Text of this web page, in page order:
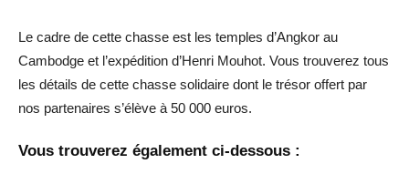
Le cadre de cette chasse est les temples d’Angkor au
Cambodge et l’expédition d’Henri Mouhot. Vous trouverez tous
les détails de cette chasse solidaire dont le trésor offert par
nos partenaires s’élève à 50 000 euros.
Vous trouverez également ci-dessous :